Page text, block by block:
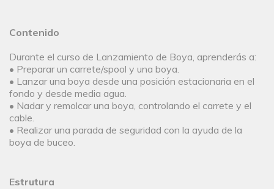
Contenido
Durante el curso de Lanzamiento de Boya, aprenderás a:
• Preparar un carrete/spool y una boya.
• Lanzar una boya desde una posición estacionaria en el
fondo y desde media agua.
• Nadar y remolcar una boya, controlando el carrete y el
cable.
• Realizar una parada de seguridad con la ayuda de la
boya de buceo.
Estrutura